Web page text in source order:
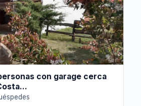
con garage cerca